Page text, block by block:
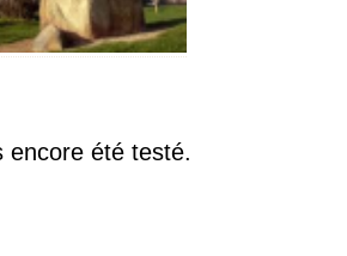
encore été testé.